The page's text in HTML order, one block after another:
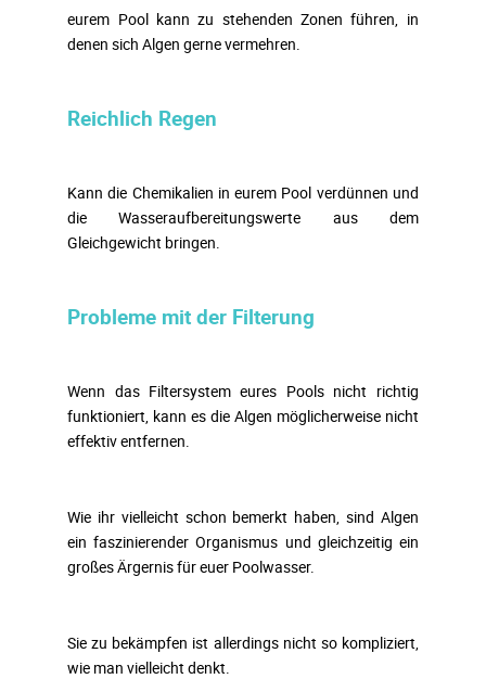
eurem Pool kann zu stehenden Zonen führen, in
denen sich Algen gerne vermehren.
Reichlich Regen
Kann die Chemikalien in eurem Pool verdünnen und
die Wasseraufbereitungswerte aus dem
Gleichgewicht bringen.
Probleme mit der Filterung
Wenn das Filtersystem eures Pools nicht richtig
funktioniert, kann es die Algen möglicherweise nicht
effektiv entfernen.
Wie ihr vielleicht schon bemerkt haben, sind Algen
ein faszinierender Organismus und gleichzeitig ein
großes Ärgernis für euer Poolwasser.
Sie zu bekämpfen ist allerdings nicht so kompliziert,
wie man vielleicht denkt.